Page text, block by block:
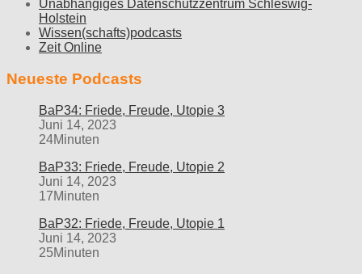
Unabhängiges Datenschutzzentrum Schleswig-
Holstein
Wissen(schafts)podcasts
Zeit Online
Neueste Podcasts
BaP34: Friede, Freude, Utopie 3
Juni 14, 2023
24Minuten
BaP33: Friede, Freude, Utopie 2
Juni 14, 2023
17Minuten
BaP32: Friede, Freude, Utopie 1
Juni 14, 2023
25Minuten